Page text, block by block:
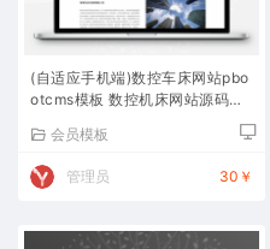
(自适应手机端)数控车床网站pbo
otcms模板 数控机床网站源码下
会员模板
管理员 30￥